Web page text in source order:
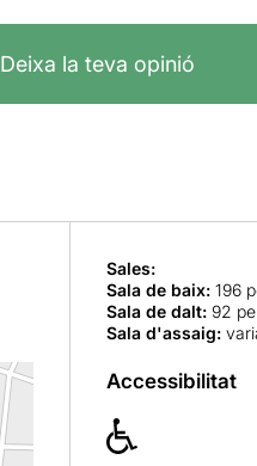
Deixa la teva opinió
Sales:
Sala de baix: 196
Sala de dalt: 92
Sala d'assaig:
Accessibilitat